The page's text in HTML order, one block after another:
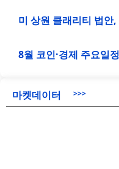
미 상원 클래리티 법안
8월 코인·경제 주요일정
마켓데이터 >>>